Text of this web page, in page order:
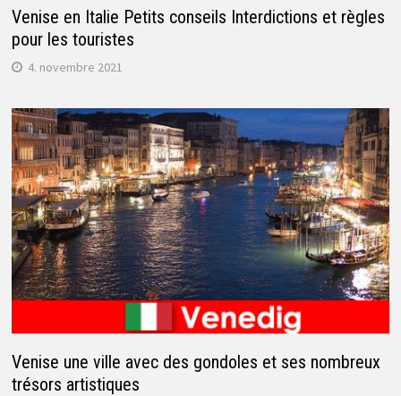
Venise en Italie Petits conseils Interdictions et règles
pour les touristes
4. novembre 2021
Venise une ville avec des gondoles et ses nombreux
trésors artistiques